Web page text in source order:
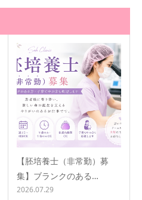
【胚培養士（非常勤）募
集】ブランクのある…
2026.07.29